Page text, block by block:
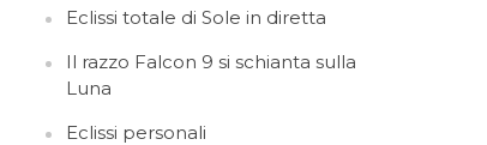
Eclissi totale di Sole in diretta
Il razzo Falcon 9 si schianta sulla
Luna
Eclissi personali